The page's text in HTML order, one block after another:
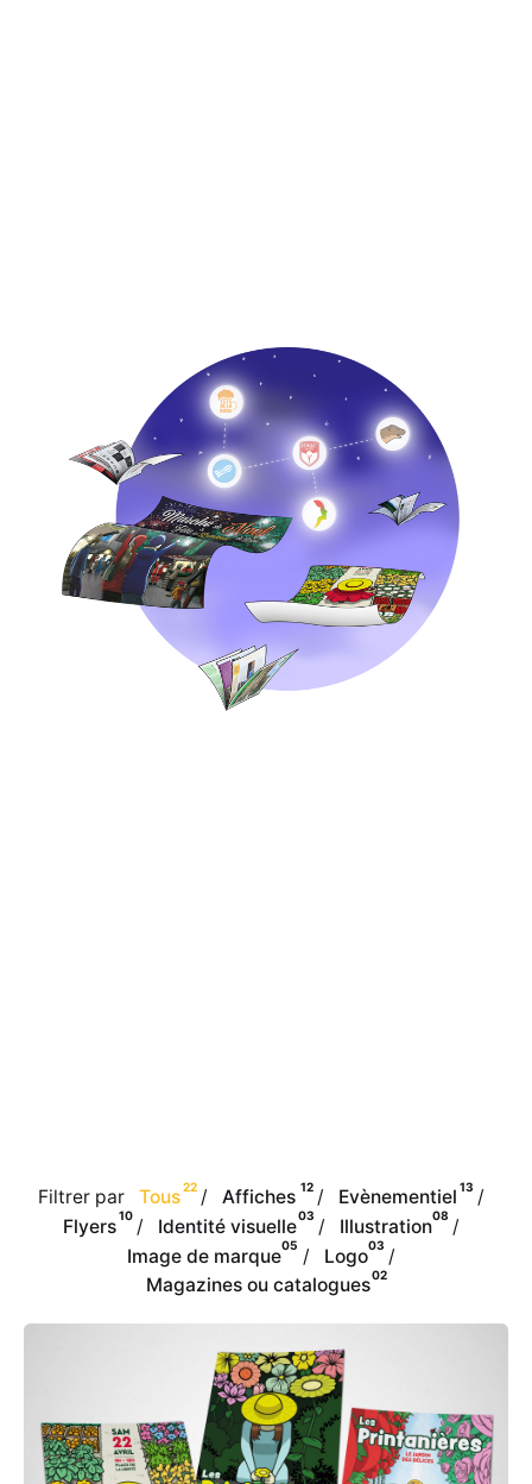
Filtrer par Tous22 Affiches 12 Evènementiel 13
Flyers10 Identité visuelle03 Illustration08
Image de marque05 Logo03
Magazines ou catalogues02